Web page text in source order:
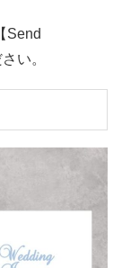
Send
い。